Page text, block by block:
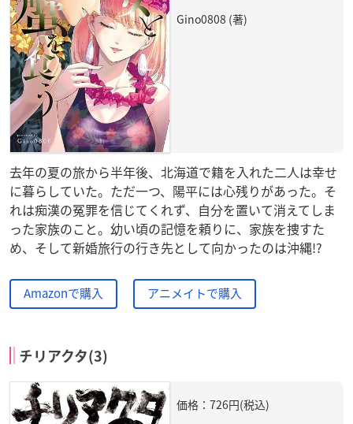
Gino0808 (著)
去年の夏の旅から半年後、北海道で籍を入れた二人は幸せ
に暮らしていた。ただ一つ、陽平には心残りがあった。そ
れは痴漢の冤罪を信じてくれず、自分を置いて消えてしま
った家族のこと。幼い頃の記憶を頼りに、家族を捜すた
め、そして新婚旅行の行き先として向かったのは沖縄!?
Amazonで購入 アニメイトで購入
チリアクタ(3)
価格：726円(税込)